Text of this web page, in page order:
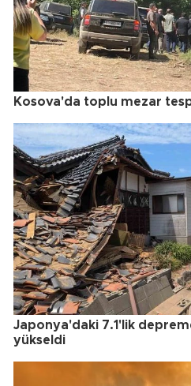
Kosova'da toplu mezar
Japonya'daki 7.1'lik
yükseldi